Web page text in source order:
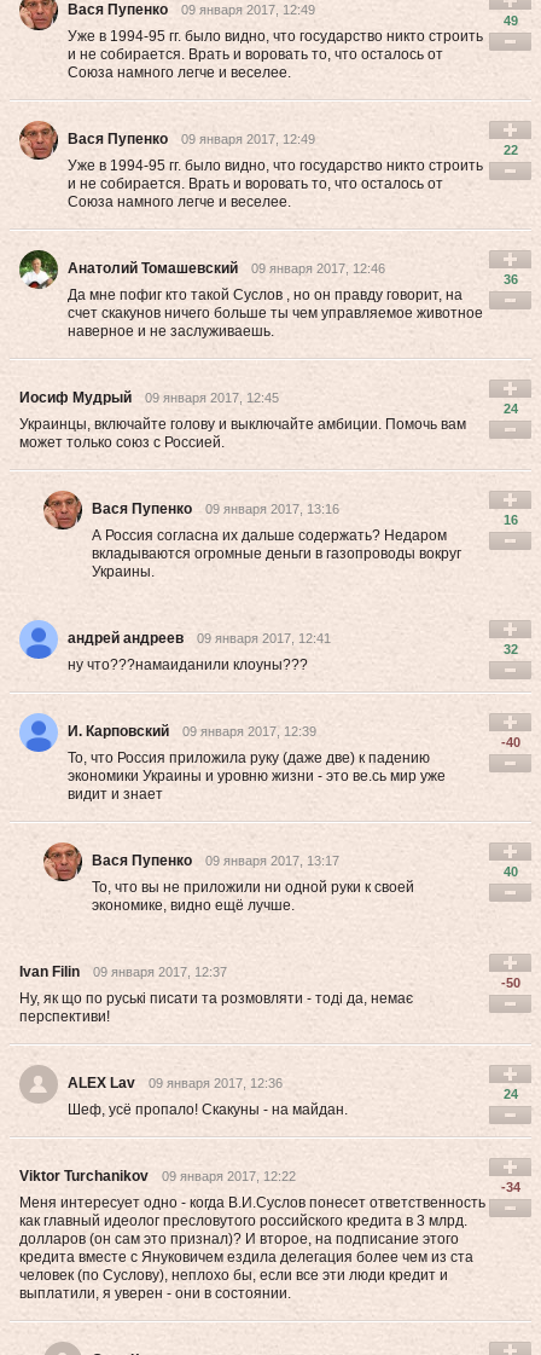
Вася Пупенко 09 января 2017, 12:49
Уже в 1994-95 гг. было видно, что государство никто строить
и не собирается. Врать и воровать то, что осталось от
Союза намного легче и веселее.
49
Вася Пупенко 09 января 2017, 12:49
Уже в 1994-95 гг. было видно, что государство никто строить
и не собирается. Врать и воровать то, что осталось от
Союза намного легче и веселее.
22
Анатолий Томашевский 09 января 2017, 12:46
Да мне пофиг кто такой Суслов , но он правду говорит, на
счет скакунов ничего больше ты чем управляемое животное
наверное и не заслуживаешь.
36
Иосиф Мудрый 09 января 2017, 12:45
Украинцы, включайте голову и выключайте амбиции. Помочь вам
может только союз с Россией.
24
Вася Пупенко 09 января 2017, 13:16
А Россия согласна их дальше содержать? Недаром
вкладываются огромные деньги в газопроводы вокруг
Украины.
16
андрей андреев 09 января 2017, 12:41
ну что???намаиданили клоуны???
32
И. Карповский 09 января 2017, 12:39
То, что Россия приложила руку (даже две) к падению
экономики Украины и уровню жизни - это ве.сь мир уже
видит и знает
-40
Вася Пупенко 09 января 2017, 13:17
То, что вы не приложили ни одной руки к своей
экономике, видно ещё лучше.
40
Ivan Filin 09 января 2017, 12:37
Ну, як що по руські писати та розмовляти - тоді да, немає
перспективи!
-50
ALEX Lav 09 января 2017, 12:36
Шеф, усё пропало! Скакуны - на майдан.
24
Viktor Turchanikov 09 января 2017, 12:22
Меня интересует одно - когда В.И.Суслов понесет ответственность
как главный идеолог пресловутого российского кредита в 3 млрд.
долларов (он сам это признал)? И второе, на подписание этого
кредита вместе с Януковичем ездила делегация более чем из ста
человек (по Суслову), неплохо бы, если все эти люди кредит и
выплатили, я уверен - они в состоянии.
-34